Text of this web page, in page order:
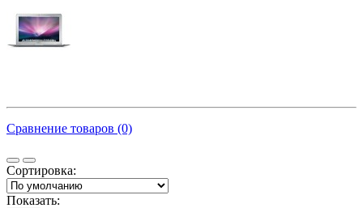
Сравнение товаров (0)
Сортировка:
Показать: